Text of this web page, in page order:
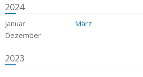
2024
Januar März
Dezember
2023